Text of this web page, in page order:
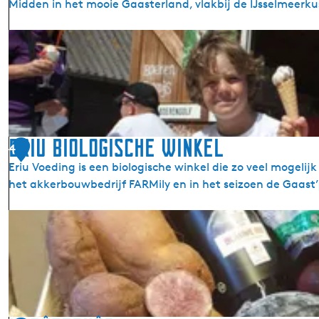
e
r
g
e
s
Midden in het mooie Gaasterland, vlakbij de
J
s
o
e
r
d
e
r
i
e
B
û
t
4
ERIU Biologische winkel
Eriu Voeding is een biologische winkel die zo veel
het akkerbouwbedrijf FARMily en in het seizoen de
I
U
B